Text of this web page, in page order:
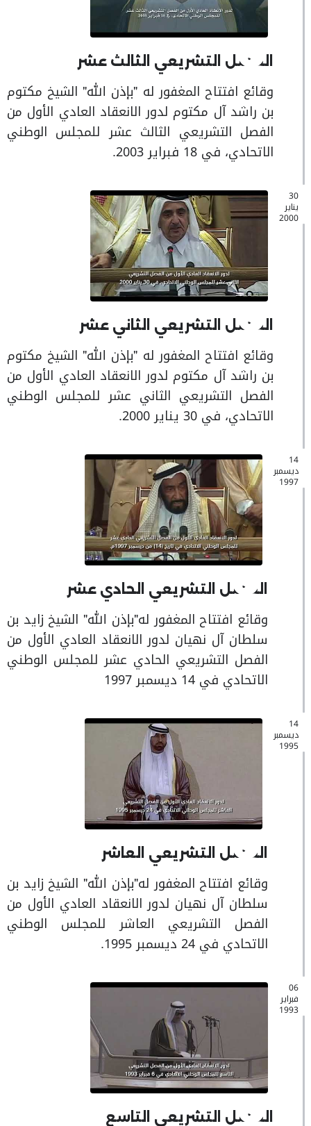
الفصل التشريعي الثالث عشر
وقائع افتتاح المغفور له "بإذن الله" الشيخ مكتوم
بن راشد آل مكتوم لدور الانعقاد العادي الأول من
الفصل التشريعي الثالث عشر للمجلس الوطني
الاتحادي، في 18 فبراير 2003.
30
يناير
2000
الفصل التشريعي الثاني عشر
وقائع افتتاح المغفور له "بإذن الله" الشيخ مكتوم
بن راشد آل مكتوم لدور الانعقاد العادي الأول من
الفصل التشريعي الثاني عشر للمجلس الوطني
الاتحادي، في 30 يناير 2000.
14
ديسمبر
1997
الفصل التشريعي الحادي عشر
وقائع افتتاح المغفور له"بإذن الله" الشيخ زايد بن
سلطان آل نهيان لدور الانعقاد العادي الأول من
الفصل التشريعي الحادي عشر للمجلس الوطني
الاتحادي في 14 ديسمبر 1997
14
ديسمبر
1995
الفصل التشريعي العاشر
وقائع افتتاح المغفور له"بإذن الله" الشيخ زايد بن
سلطان آل نهيان لدور الانعقاد العادي الأول من
الفصل التشريعي العاشر للمجلس الوطني
الاتحادي في 24 ديسمبر 1995.
06
فبراير
1993
الفصل التشريعي التاسع